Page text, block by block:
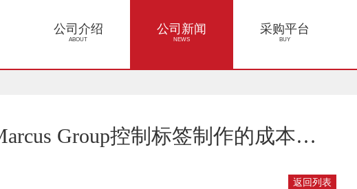
公司介绍
ABOUT
公司新闻
NEWS
采购平台
BUY
DYMO通过专业软件为Neiman Marcus Group控制标签制作的成本问题
返回列表